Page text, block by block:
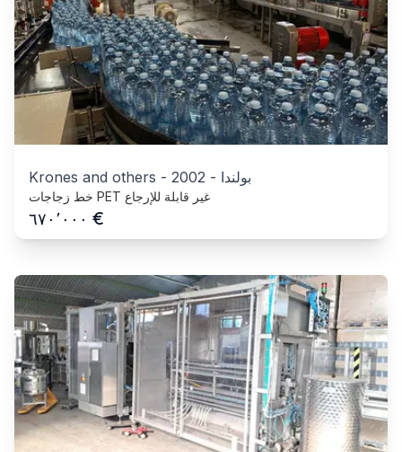
Krones and others - 2002 - بولندا
خط زجاجات PET غير قابلة للإرجاع
٦٧٠٬٠٠٠ €